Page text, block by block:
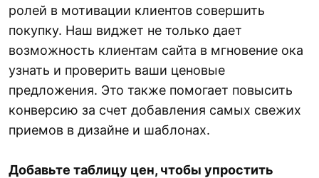
ролей в мотивации клиентов совершить
покупку. Наш виджет не только дает
возможность клиентам сайта в мгновение ока
узнать и проверить ваши ценовые
предложения. Это также помогает повысить
конверсию за счет добавления самых свежих
приемов в дизайне и шаблонах.
Добавьте таблицу цен, чтобы упростить